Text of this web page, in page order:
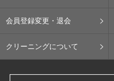
会員登録変更・退会
クリーニングについて